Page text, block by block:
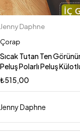
Jenny Daphne
Çorap
Sıcak Tutan Ten
Peluş Polarlı Peluş
₺515,00
Jenny Daphne